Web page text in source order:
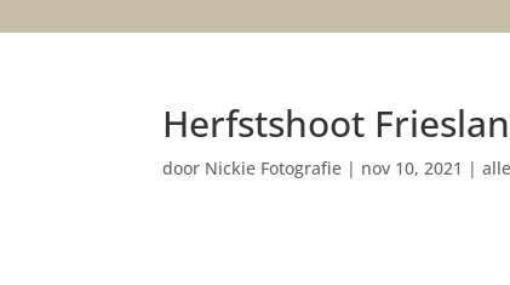
Herfstshoot
door Nickie Fotografie | nov 10, 2021 |